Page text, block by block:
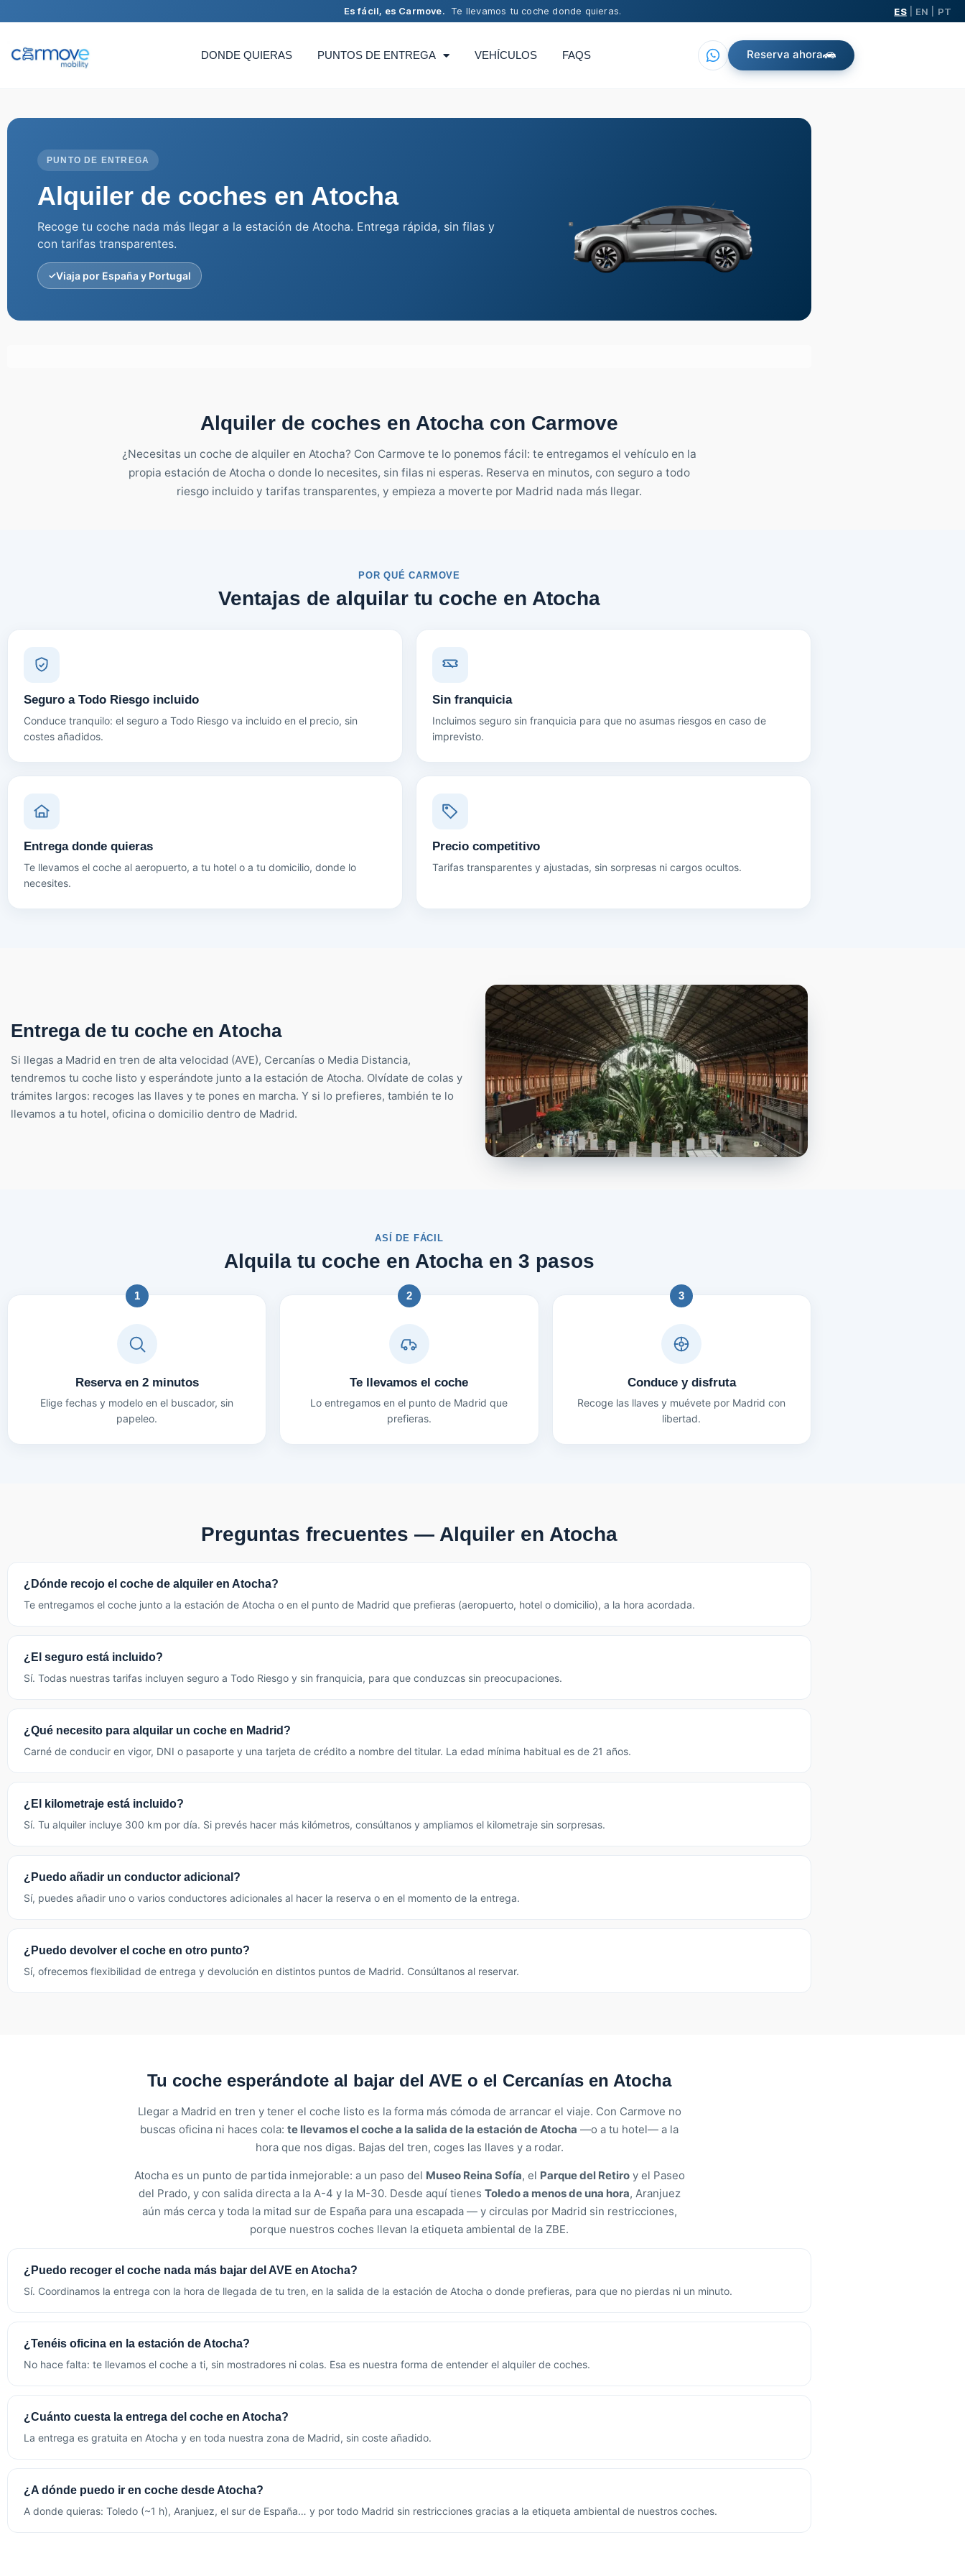
Es fácil, es Carmove. Te llevamos tu coche donde quieras. ES EN PT
DONDE QUIERAS PUNTOS DE ENTREGA VEHÍCULOS FAQS Reserva ahora
PUNTO DE ENTREGA
Alquiler de coches en Atocha
Recoge tu coche nada más llegar a la estación de Atocha. Entrega rápida, sin filas y
con tarifas transparentes.
✓Viaja por España y Portugal
Alquiler de coches en Atocha con Carmove
¿Necesitas un coche de alquiler en Atocha? Con Carmove te lo ponemos fácil: te entregamos el vehículo en la
propia estación de Atocha o donde lo necesites, sin filas ni esperas. Reserva en minutos, con seguro a todo
riesgo incluido y tarifas transparentes, y empieza a moverte por Madrid nada más llegar.
POR QUÉ CARMOVE
Ventajas de alquilar tu coche en Atocha
Seguro a Todo Riesgo incluido
Conduce tranquilo: el seguro a Todo Riesgo va incluido en el precio, sin
costes añadidos.
Sin franquicia
Incluimos seguro sin franquicia para que no asumas riesgos en caso de
imprevisto.
Entrega donde quieras
Te llevamos el coche al aeropuerto, a tu hotel o a tu domicilio, donde lo
necesites.
Precio competitivo
Tarifas transparentes y ajustadas, sin sorpresas ni cargos ocultos.
Entrega de tu coche en Atocha
Si llegas a Madrid en tren de alta velocidad (AVE), Cercanías o Media Distancia,
tendremos tu coche listo y esperándote junto a la estación de Atocha. Olvídate de colas y
trámites largos: recoges las llaves y te pones en marcha. Y si lo prefieres, también te lo
llevamos a tu hotel, oficina o domicilio dentro de Madrid.
ASÍ DE FÁCIL
Alquila tu coche en Atocha en 3 pasos
1
Reserva en 2 minutos
Elige fechas y modelo en el buscador, sin
papeleo.
2
Te llevamos el coche
Lo entregamos en el punto de Madrid que
prefieras.
3
Conduce y disfruta
Recoge las llaves y muévete por Madrid con
libertad.
Preguntas frecuentes — Alquiler en Atocha
¿Dónde recojo el coche de alquiler en Atocha?
Te entregamos el coche junto a la estación de Atocha o en el punto de Madrid que prefieras (aeropuerto, hotel o domicilio), a la hora acordada.
¿El seguro está incluido?
Sí. Todas nuestras tarifas incluyen seguro a Todo Riesgo y sin franquicia, para que conduzcas sin preocupaciones.
¿Qué necesito para alquilar un coche en Madrid?
Carné de conducir en vigor, DNI o pasaporte y una tarjeta de crédito a nombre del titular. La edad mínima habitual es de 21 años.
¿El kilometraje está incluido?
Sí. Tu alquiler incluye 300 km por día. Si prevés hacer más kilómetros, consúltanos y ampliamos el kilometraje sin sorpresas.
¿Puedo añadir un conductor adicional?
Sí, puedes añadir uno o varios conductores adicionales al hacer la reserva o en el momento de la entrega.
¿Puedo devolver el coche en otro punto?
Sí, ofrecemos flexibilidad de entrega y devolución en distintos puntos de Madrid. Consúltanos al reservar.
Tu coche esperándote al bajar del AVE o el Cercanías en Atocha
Llegar a Madrid en tren y tener el coche listo es la forma más cómoda de arrancar el viaje. Con Carmove no
buscas oficina ni haces cola: te llevamos el coche a la salida de la estación de Atocha —o a tu hotel— a la
hora que nos digas. Bajas del tren, coges las llaves y a rodar.
Atocha es un punto de partida inmejorable: a un paso del Museo Reina Sofía, el Parque del Retiroy el Paseo
del Prado, y con salida directa a la A-4 y la M-30. Desde aquí tienes Toledo a menos de una hora, Aranjuez
aún más cerca y toda la mitad sur de España para una escapada — y circulas por Madrid sin restricciones,
porque nuestros coches llevan la etiqueta ambiental de la ZBE.
¿Puedo recoger el coche nada más bajar del AVE en Atocha?
Sí. Coordinamos la entrega con la hora de llegada de tu tren, en la salida de la estación de Atocha o donde prefieras, para que no pierdas ni un minuto.
¿Tenéis oficina en la estación de Atocha?
No hace falta: te llevamos el coche a ti, sin mostradores ni colas. Esa es nuestra forma de entender el alquiler de coches.
¿Cuánto cuesta la entrega del coche en Atocha?
La entrega es gratuita en Atocha y en toda nuestra zona de Madrid, sin coste añadido.
¿A dónde puedo ir en coche desde Atocha?
A donde quieras: Toledo (~1 h), Aranjuez, el sur de España… y por todo Madrid sin restricciones gracias a la etiqueta ambiental de nuestros coches.